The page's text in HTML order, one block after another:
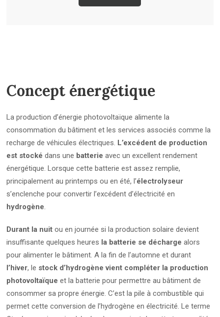
Concept énergétique
La production d’énergie photovoltaïque alimente la
consommation du bâtiment et les services associés comme la
recharge de véhicules électriques. L’excédent de production
est stocké dans une batterie avec un excellent rendement
énergétique. Lorsque cette batterie est assez remplie,
principalement au printemps ou en été, l’électrolyseur
s’enclenche pour convertir l’excédent d’électricité en
hydrogène.
Durant la nuit ou en journée si la production solaire devient
insuffisante quelques heures la batterie se décharge alors
pour alimenter le bâtiment. A la fin de l’automne et durant
l’hiver, le stock d’hydrogène vient compléter la production
photovoltaïque et la batterie pour permettre au bâtiment de
consommer sa propre énergie. C’est la pile à combustible qui
permet cette conversion de l’hydrogène en électricité. Le terme